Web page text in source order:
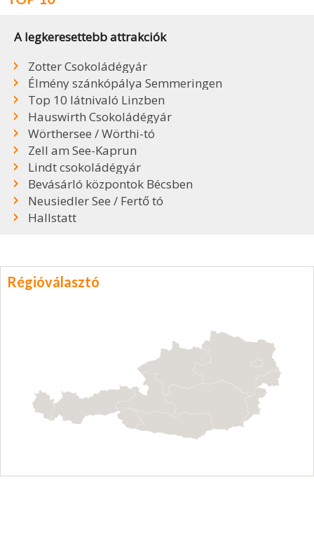
A legkeresettebb attrakciók
Zotter Csokoládégyár
Élmény szánkópálya Semmeringen
Top 10 látnivaló Linzben
Hauswirth Csokoládégyár
Wörthersee / Wörthi-tó
Zell am See-Kaprun
Lindt csokoládégyár
Bevásárló központok Bécsben
Neusiedler See / Fertő tó
Hallstatt
Régióválasztó